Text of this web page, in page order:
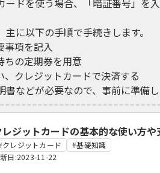
ードを使う場合、「暗証番号」を
に以下の手順で手続きします。
事項を記入
ちの定期券を用意
、クレジットカードで決済する
書などが必要なので、事前に準備
レジットカードの基本的な使い方
クレジットカード
基礎知識
日:2023-11-22